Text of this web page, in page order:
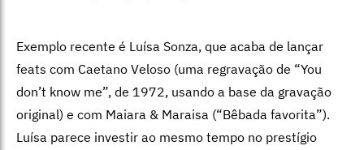
Exemplo recente é Luísa Sonza, que acaba de lançar
feats com Caetano Veloso (uma regravação de “You
don’t know me”, de 1972, usando a base da gravação
original) e com Maiara & Maraisa (“Bêbada favorita”).
Luísa parece investir ao mesmo tempo no prestígio